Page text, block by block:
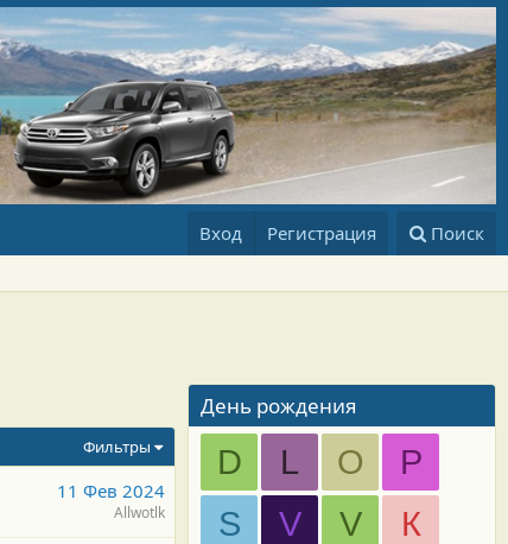
Вход Регистрация Поиск
Фильтры
11 Фев 2024
Allwotlk
День рождения
D L O
P
S
V V К